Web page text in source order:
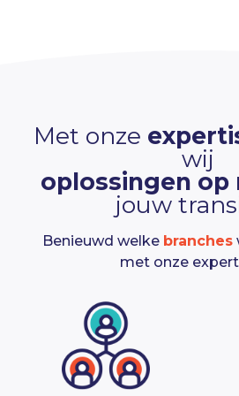
Met onze
wij
oplossingen op
jouw
Benieuwd welke branches
met onze